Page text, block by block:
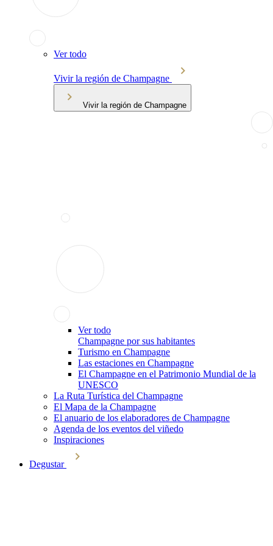
Ver todo
Vivir la región de Champagne
Vivir la región de Champagne
Ver todo
Champagne por sus habitantes
Turismo en Champagne
Las estaciones en Champagne
El Champagne en el Patrimonio Mundial de la
UNESCO
La Ruta Turística del Champagne
El Mapa de la Champagne
El anuario de los elaboradores de Champagne
Agenda de los eventos del viñedo
Inspiraciones
Degustar